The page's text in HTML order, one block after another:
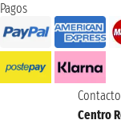
Pagos
Centro